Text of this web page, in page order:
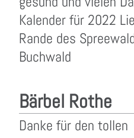
Kalender für 2022
Rande des
Buchwald
Bärbel Rothe
Danke für den tollen